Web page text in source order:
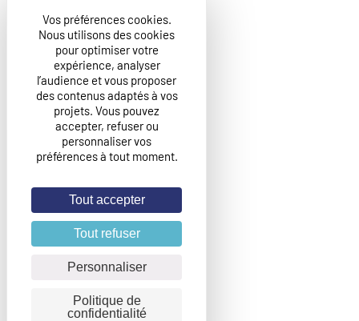
Vos préférences cookies.
Nous utilisons des cookies
pour optimiser votre
expérience, analyser
l’audience et vous proposer
des contenus adaptés à vos
projets. Vous pouvez
accepter, refuser ou
personnaliser vos
préférences à tout moment.
Tout accepter
Tout refuser
Personnaliser
Politique de
confidentialité